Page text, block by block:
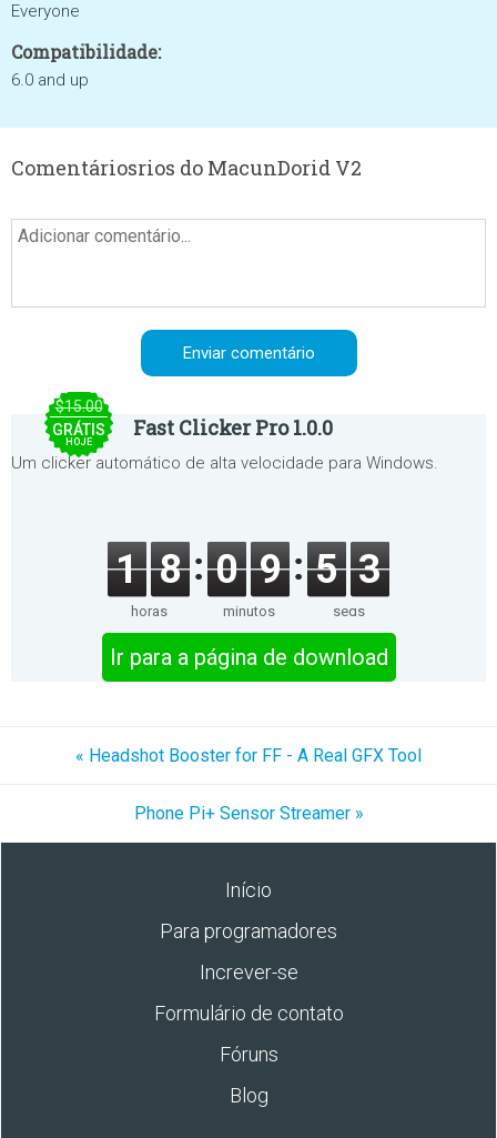
Everyone
Compatibilidade:
6.0 and up
Comentáriosrios do MacunDorid V2
$15.00
GRÁTIS
HOJE
Fast Clicker Pro 1.0.0
Um clicker automático de alta velocidade para Windows.
1 8
horas
0 9
minutos
5 3
segs
Ir para a página de download
« Headshot Booster for FF - A Real GFX Tool
Phone Pi+ Sensor Streamer »
Início
Para programadores
Increver-se
Formulário de contato
Fóruns
Blog